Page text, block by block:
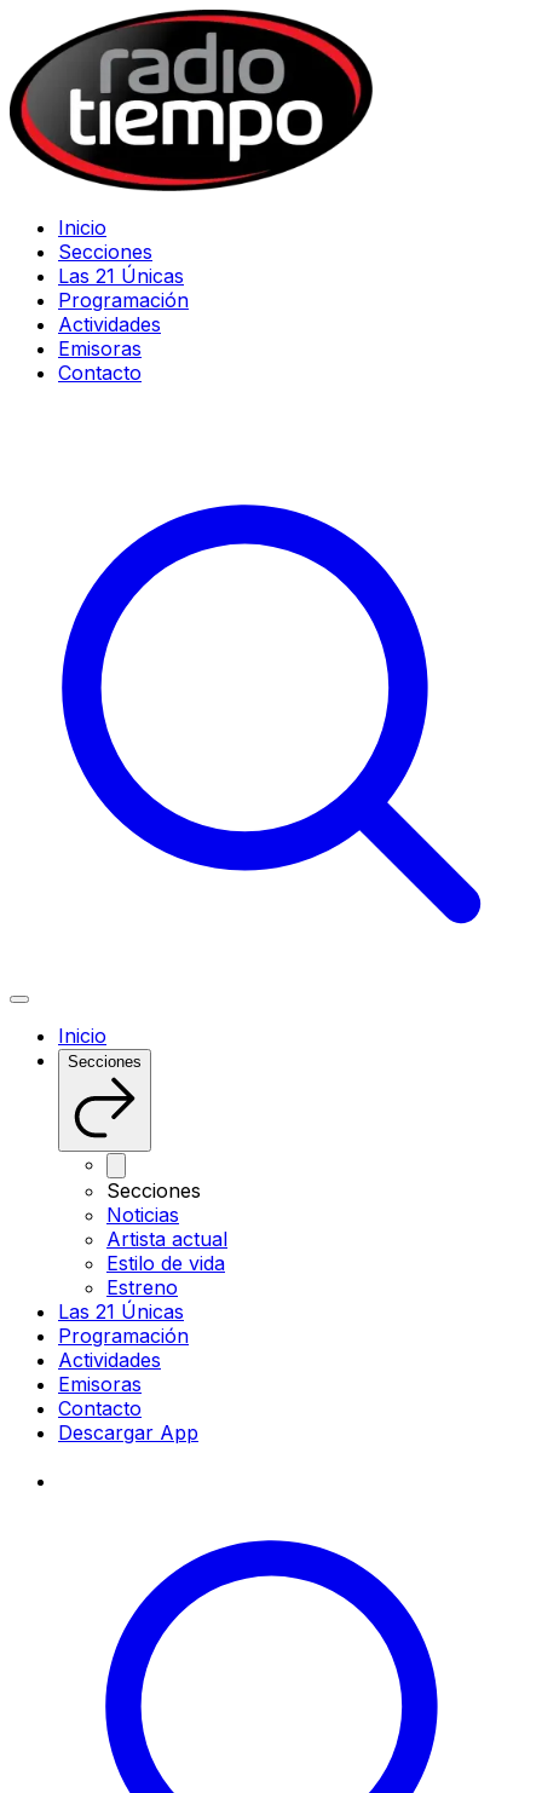
Inicio
Secciones
Las 21 Únicas
Programación
Actividades
Emisoras
Contacto
Inicio
Secciones
Secciones
Noticias
Artista actual
Estilo de vida
Estreno
Las 21 Únicas
Programación
Actividades
Emisoras
Contacto
Descargar App